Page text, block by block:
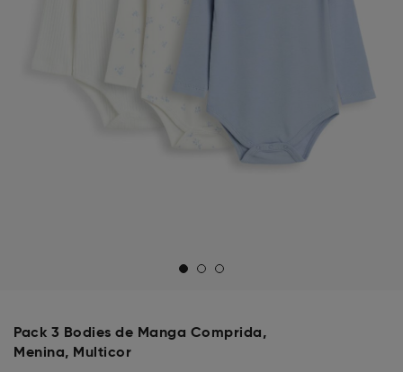
Pack 3 Bodies de Manga Comprida,
Menina, Multicor